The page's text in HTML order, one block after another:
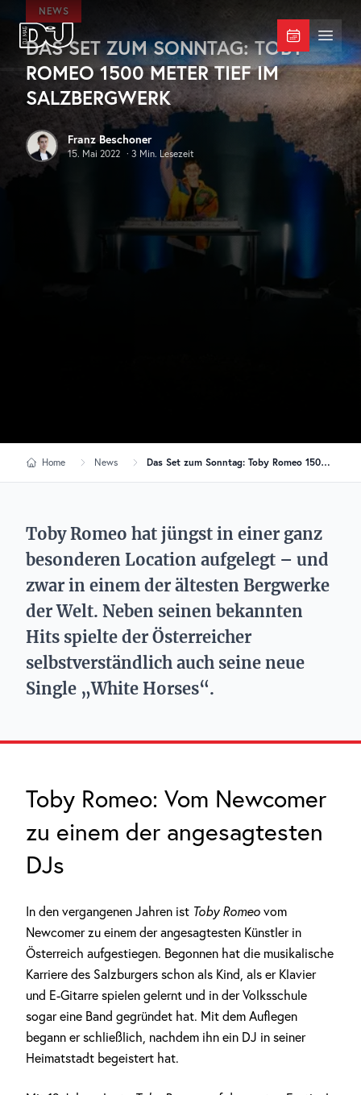
Zum Hauptinhalt springen
DJ Mag Germany Menü
NEWS
DAS SET ZUM SONNTAG: TOBY
ROMEO 1500 METER TIEF IM
SALZBERGWERK
Franz Beschoner
15. Mai 2022 · 3 Min. Lesezeit
Home News Das Set zum Sonntag: Toby Romeo 1500 Meter tief im Salzbergwerk
Toby Romeo hat jüngst in einer ganz
besonderen Location aufgelegt – und
zwar in einem der ältesten Bergwerke
der Welt. Neben seinen bekannten
Hits spielte der Österreicher
selbstverständlich auch seine neue
Single „White Horses“.
Toby Romeo: Vom Newcomer
zu einem der angesagtesten
DJs
In den vergangenen Jahren ist Toby Romeo vom
Newcomer zu einem der angesagtesten Künstler in
Österreich aufgestiegen. Begonnen hat die musikalische
Karriere des Salzburgers schon als Kind, als er Klavier
und E-Gitarre spielen gelernt und in der Volksschule
sogar eine Band gegründet hat. Mit dem Auflegen
begann er schließlich, nachdem ihn ein DJ in seiner
Heimatstadt begeistert hat.